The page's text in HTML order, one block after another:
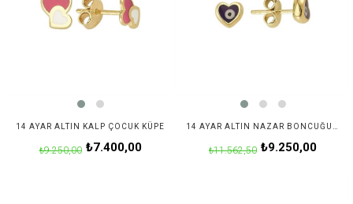
14 AYAR ALTIN KALP ÇOCUK KÜPE
₺7.400,00
₺9.250,00 ₺9.250,00
₺11.562,50